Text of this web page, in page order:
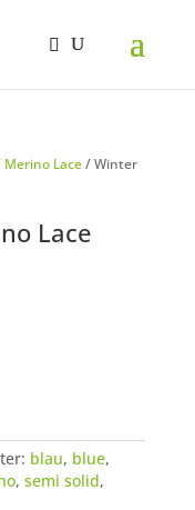
Merino Lace/ Winter
Lace
blau, blue,
, semi solid,